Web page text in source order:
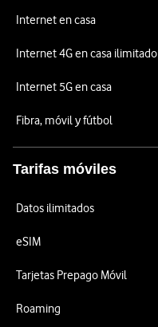
Internet en casa
Internet 4G en casa ilimitado
Internet 5G en casa
Fibra, móvil y fútbol
Tarifas móviles
Datos ilimitados
eSIM
Tarjetas Prepago Móvil
Roaming